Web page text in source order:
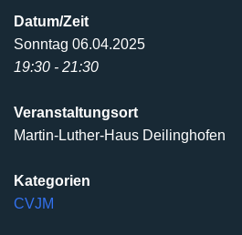
Datum/Zeit
Sonntag 06.04.2025
19:30 - 21:30
Veranstaltungsort
Martin-Luther-Haus Deilinghofen
Kategorien
CVJM